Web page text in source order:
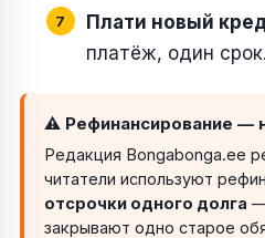
Плати новый
платёж, один срок.
⚠ Рефинансирование —
Редакция Bongabonga.ee
читатели используют
отсрочки одного долга —
закрывают одно старое